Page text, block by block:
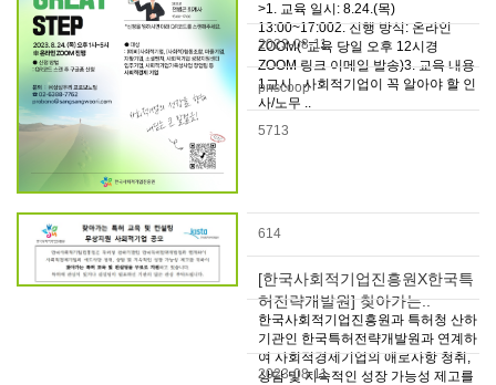
>1. 교육 일시: 8.24.(목)
13:00~17:002. 진행 방식: 온라인
ZOOM(*교육 당일 오후 12시경
ZOOM 링크 이메일 발송)3. 교육 내용
1교시 - 사회적기업이 꼭 알아야 할 인
사/노무 ..
2023-08-11
pnscoop
5713
614
[한국사회적기업진흥원X한국특
허전략개발원] 찾아가는..
한국사회적기업진흥원과 특허청 산하
기관인 한국특허전략개발원과 연계하
여 사회적경제기업의 애로사항 청취,
상담 및 지속적인 성장 가능성 제고를
2023-08-11